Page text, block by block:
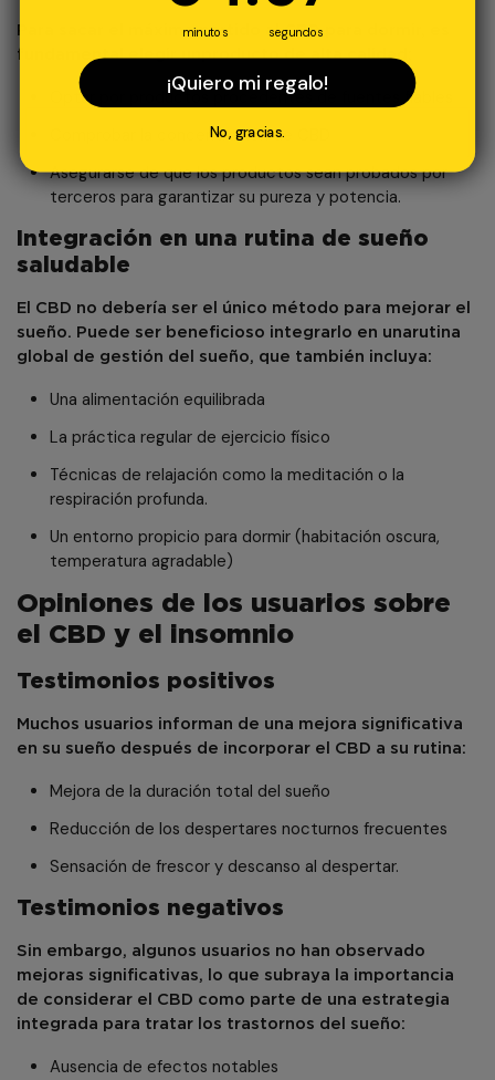
Para sacar el máximo partido al CBD para dormir, es
fundamental elegir unproducto de alta calidad
Optar por productos procedentes de fuentes fiables
Comprobar la concentración de CBD
Asegurarse de que los productos sean probados por
terceros para garantizar su pureza y potencia.
Integración en una rutina de sueño
saludable
El CBD no debería ser el único método para mejorar el
sueño. Puede ser beneficioso integrarlo en unarutina
global de gestión del sueño , que también incluya:
Una alimentación equilibrada
La práctica regular de ejercicio físico
Técnicas de relajación como la meditación o la
respiración profunda.
Un entorno propicio para dormir (habitación oscura,
temperatura agradable)
Opiniones de los usuarios sobre
el CBD y el insomnio
Testimonios positivos
Muchos usuarios informan de una mejora significativa
en su sueño después de incorporar el CBD a su rutina:
Mejora de la duración total del sueño
Reducción de los despertares nocturnos frecuentes
Sensación de frescor y descanso al despertar.
Testimonios negativos
Sin embargo, algunos usuarios no han observado
mejoras significativas, lo que subraya la importancia
de considerar el CBD como parte de una estrategia
integrada para tratar los trastornos del sueño:
Ausencia de efectos notables
minutos segundos
¡Quiero mi regalo!
No, gracias.